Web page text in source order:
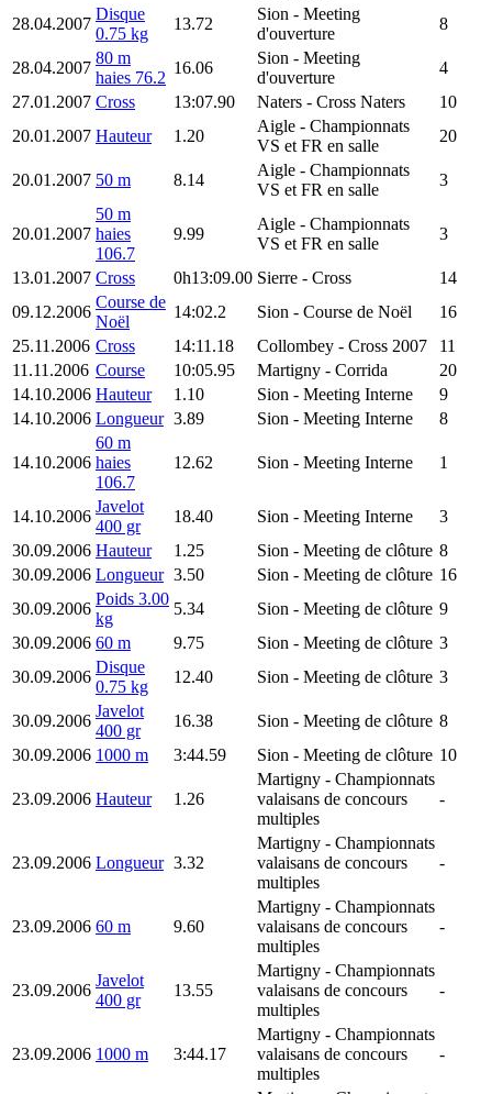
28.04.2007
Disque
0.75 kg
13.72
Sion - Meeting
d'ouverture
8
28.04.2007
80 m
haies 76.2
16.06
Sion - Meeting
d'ouverture
4
27.01.2007 Cross 13:07.90 Naters - Cross Naters
10
20.01.2007 Hauteur 1.20
Aigle - Championnats
VS et FR en salle
20
20.01.2007 50 m 8.14
Aigle - Championnats
VS et FR en salle
3
20.01.2007
50 m
haies
106.7
9.99
Aigle - Championnats
VS et FR en salle
3
13.01.2007 Cross 0h13:09.00 Sierre - Cross
14
09.12.2006
Course de
Noël
14:02.2 Sion - Course de Noël
16
25.11.2006 Cross 14:11.18 Collombey - Cross 2007
11
11.11.2006 Course 10:05.95 Martigny - Corrida
20
14.10.2006 Hauteur 1.10 Sion - Meeting Interne
9
14.10.2006 Longueur 3.89 Sion - Meeting Interne 8
14.10.2006
60 m
haies
106.7
12.62 Sion - Meeting Interne 1
14.10.2006
Javelot
400 gr
18.40 Sion - Meeting Interne
3
30.09.2006 Hauteur 1.25 Sion - Meeting de clôture 8
30.09.2006 Longueur 3.50 Sion - Meeting de clôture 16
30.09.2006
Poids 3.00
kg
5.34 Sion - Meeting de clôture 9
30.09.2006 60 m 9.75 Sion - Meeting de clôture 3
30.09.2006
Disque
0.75 kg
12.40 Sion - Meeting de clôture 3
30.09.2006
Javelot
400 gr
16.38 Sion - Meeting de clôture 8
30.09.2006 1000 m 3:44.59 Sion - Meeting de clôture 10
23.09.2006 Hauteur 1.26
Martigny - Championnats
valaisans de concours
multiples
-
23.09.2006 Longueur 3.32
Martigny - Championnats
valaisans de concours
multiples
-
23.09.2006 60 m 9.60
Martigny - Championnats
valaisans de concours
multiples
-
23.09.2006
Javelot
400 gr
13.55
Martigny - Championnats
valaisans de concours
multiples
-
23.09.2006 1000 m 3:44.17
Martigny - Championnats
valaisans de concours
multiples
-